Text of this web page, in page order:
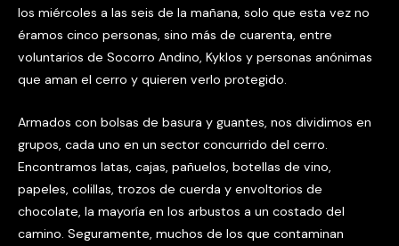
los miércoles a las seis de la mañana, solo que esta vez no
éramos cinco personas, sino más de cuarenta, entre
voluntarios de Socorro Andino, Kyklos y personas anónimas
que aman el cerro y quieren verlo protegido.
Armados con bolsas de basura y guantes, nos dividimos en
grupos, cada uno en un sector concurrido del cerro.
Encontramos latas, cajas, pañuelos, botellas de vino,
papeles, colillas, trozos de cuerda y envoltorios de
chocolate, la mayoría en los arbustos a un costado del
camino. Seguramente, muchos de los que contaminan